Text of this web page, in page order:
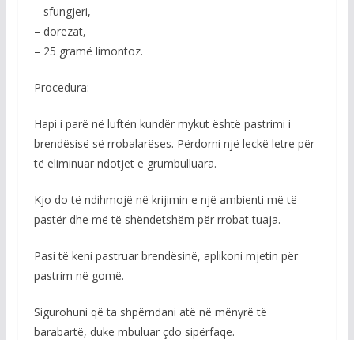
– sfungjeri,
– dorezat,
– 25 gramë limontoz.
Procedura:
Hapi i parë në luftën kundër mykut është pastrimi i
brendësisë së rrobalarëses. Përdorni një leckë letre për
të eliminuar ndotjet e grumbulluara.
Kjo do të ndihmojë në krijimin e një ambienti më të
pastër dhe më të shëndetshëm për rrobat tuaja.
Pasi të keni pastruar brendësinë, aplikoni mjetin për
pastrim në gomë.
Sigurohuni që ta shpërndani atë në mënyrë të
barabartë, duke mbuluar çdo sipërfaqe.